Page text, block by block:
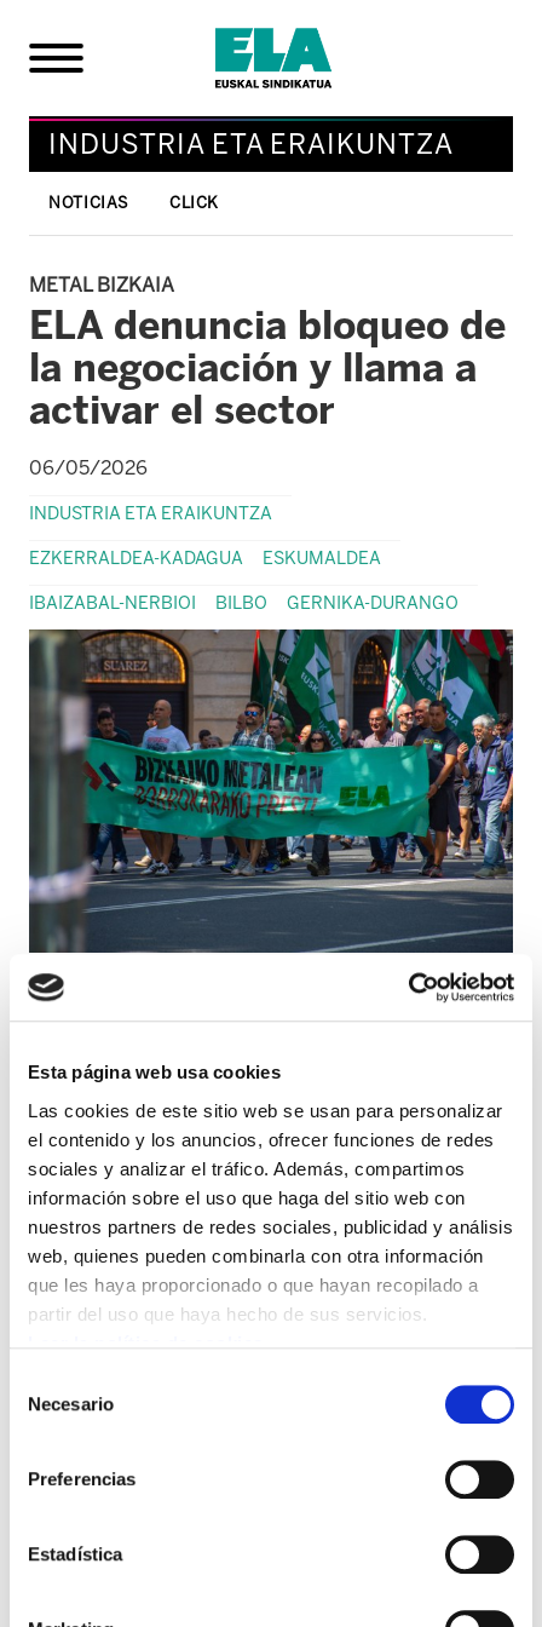
Esta página web usa cookies
Las cookies de este sitio web se usan para personalizar
el contenido y los anuncios, ofrecer funciones de redes
sociales y analizar el tráfico. Además, compartimos
información sobre el uso que haga del sitio web con
nuestros partners de redes sociales, publicidad y análisis
web, quienes pueden combinarla con otra información
que les haya proporcionado o que hayan recopilado a
partir del uso que haya hecho de sus servicios.
Necesario
Preferencias
Estadística
INDUSTRIA ETA ERAIKUNTZA
NOTICIAS CLICK
METAL BIZKAIA
ELA denuncia bloqueo de
la negociación y llama a
activar el sector
06/05/2026
INDUSTRIA ETA ERAIKUNTZA
EZKERRALDEA-KADAGUA ESKUMALDEA
IBAIZABAL-NERBIOI BILBO GERNIKA-DURANGO
La sexta reunión del Convenio del Metal
concluido sin avances, según ha
denunciado ELA. La organización sindical
acusa a la patronal de no dar pasos que
permitan acercar posturas y advierte de
que la negociación continúa estancada.
Ante esta situación, ELA considera que el
momento es clave para el futuro del convenio y
determinantes para lograr avances. El
disposición al acuerdo y continúa presentando
condiciones laborales.
Como respuesta al bloqueo, ELA ha convocado